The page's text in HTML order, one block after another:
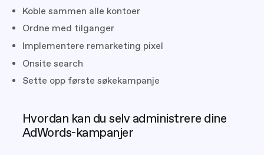
Koble sammen alle kontoer
Ordne med tilganger
Implementere remarketing pixel
Onsite search
Sette opp første søkekampanje
Hvordan kan du selv administrere dine
AdWords-kampanjer